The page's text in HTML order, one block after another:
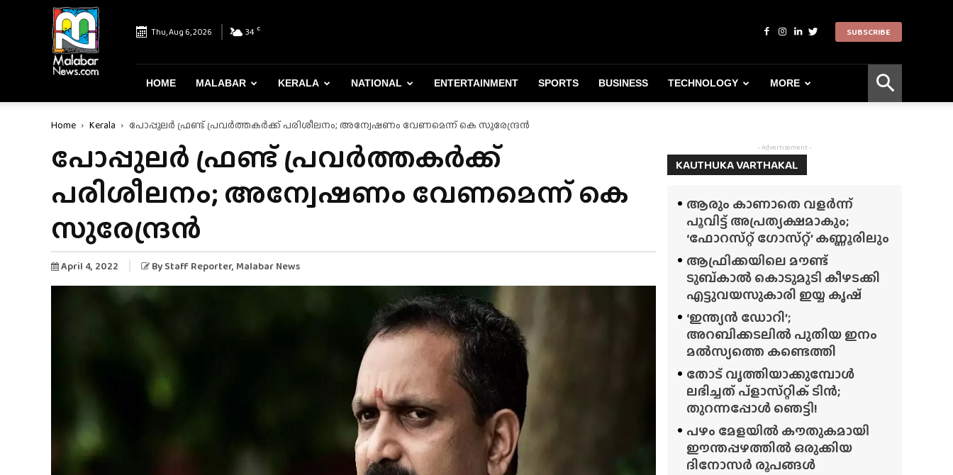
Malabar
News
–
Most
Reliable
Dependable
Portal
Thu, Aug 6, 2026 34 C SUBSCRIBE
HOME MALABAR KERALA NATIONAL ENTERTAINMENT SPORTS BUSINESS TECHNOLOGY MORE
Home Kerala പോപ്പുലർ ഫ്രണ്ട് പ്രവർത്തകർക്ക് പരിശീലനം; അന്വേഷണം വേണമെന്ന് കെ സുരേന്ദ്രൻ
പോപ്പുലർ ഫ്രണ്ട് പ്രവർത്തകർക്ക്
പരിശീലനം; അന്വേഷണം വേണമെന്ന് കെ
സുരേന്ദ്രൻ
April 4, 2022 By Staff Reporter, Malabar News
- Advertisement -
KAUTHUKA VARTHAKAL
ആരും കാണാതെ വളർന്ന്
പൂവിട്ട് അപ്രത്യക്ഷമാകും;
‘ഫോറസ്‌റ്റ്‌ ഗോസ്‌റ്റ്’ കണ്ണൂരിലും
ആഫ്രിക്കയിലെ മൗണ്ട്
ടുബ്‌കാൽ കൊടുമുടി കീഴടക്കി
എട്ടുവയസുകാരി ഇയ്യ കൃഷ്
‘ഇന്ത്യൻ ഡോറി’;
അറബിക്കടലിൽ പുതിയ ഇനം
മൽസ്യത്തെ കണ്ടെത്തി
തോട് വൃത്തിയാക്കുമ്പോൾ
ലഭിച്ചത് പ്‌ളാസ്‌റ്റിക് ടിൻ;
തുറന്നപ്പോൾ ഞെട്ടി!
പഴം മേളയിൽ കൗതുകമായി
ഈന്തപ്പഴത്തിൽ ഒരുക്കിയ
ദിനോസർ രൂപങ്ങൾ